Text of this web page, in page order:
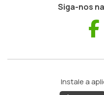
Siga-nos
Instale a